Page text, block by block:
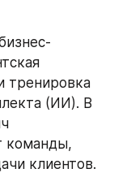
тренировка
(ИИ). В
команды,
клиентов.